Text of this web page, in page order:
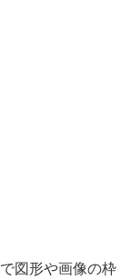
図形や画像の枠